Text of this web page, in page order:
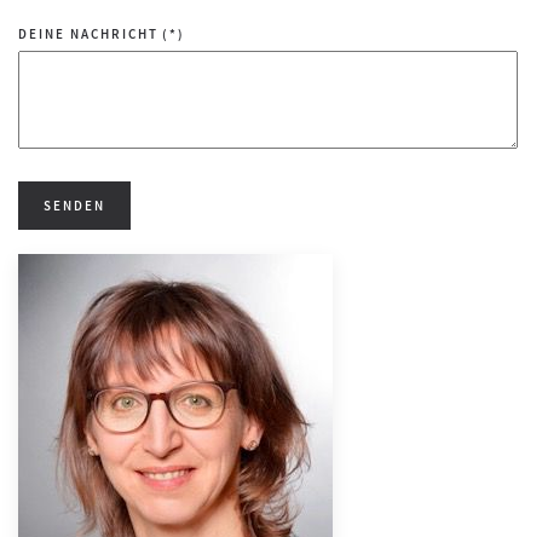
DEINE NACHRICHT (*)
SENDEN